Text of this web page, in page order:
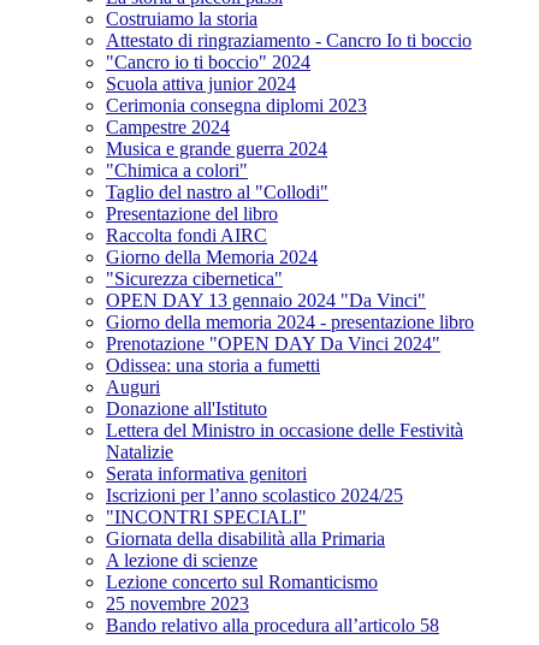
Costruiamo la storia
Attestato di ringraziamento - Cancro Io ti boccio
"Cancro io ti boccio" 2024
Scuola attiva junior 2024
Cerimonia consegna diplomi 2023
Campestre 2024
Musica e grande guerra 2024
"Chimica a colori"
Taglio del nastro al "Collodi"
Presentazione del libro
Raccolta fondi AIRC
Giorno della Memoria 2024
"Sicurezza cibernetica"
OPEN DAY 13 gennaio 2024 "Da Vinci"
Giorno della memoria 2024 - presentazione libro
Prenotazione "OPEN DAY Da Vinci 2024"
Odissea: una storia a fumetti
Auguri
Donazione all'Istituto
Lettera del Ministro in occasione delle Festività
Natalizie
Serata informativa genitori
Iscrizioni per l’anno scolastico 2024/25
"INCONTRI SPECIALI"
Giornata della disabilità alla Primaria
A lezione di scienze
Lezione concerto sul Romanticismo
25 novembre 2023
Bando relativo alla procedura all’articolo 58